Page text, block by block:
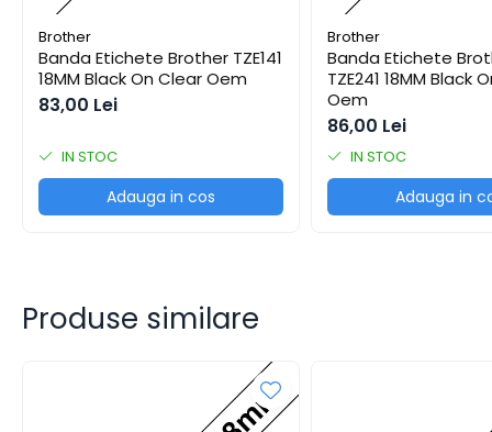
Tipizate
Instrumente de scris
Pixuri
Stilouri
Creioane Grafice
Markere / Textmarkere
Rezerve Pixuri / Cerneală
Creioane Mecanice / Mine
Linere
Brother
Banda Etichete Brother TZE141
18MM Black On Clear Oem
83,00 Lei
IN STOC
Adauga in cos
Brother
Banda Etichete
TZE241 18MM Black
Oem
86,00 Lei
IN STOC
Adauga in
Produse similare